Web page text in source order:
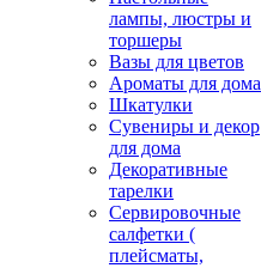
лампы, люстры и
торшеры
Вазы для цветов
Ароматы для дома
Шкатулки
Сувениры и декор
для дома
Декоративные
тарелки
Сервировочные
салфетки (
плейсматы,